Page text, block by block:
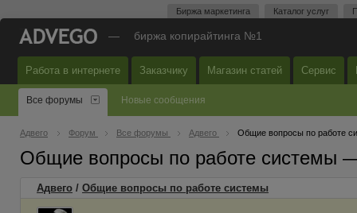
Биржа маркетинга Каталог услуг
— биржа копирайтинга №1
Работа в интернете Заказчику Магазин статей Сервис
Все форумы Новые сообщения
Адвего Форум Все форумы Адвего Общие вопросы по работе
Общие вопросы по работе системы
Адвего / Общие вопросы по работе системы